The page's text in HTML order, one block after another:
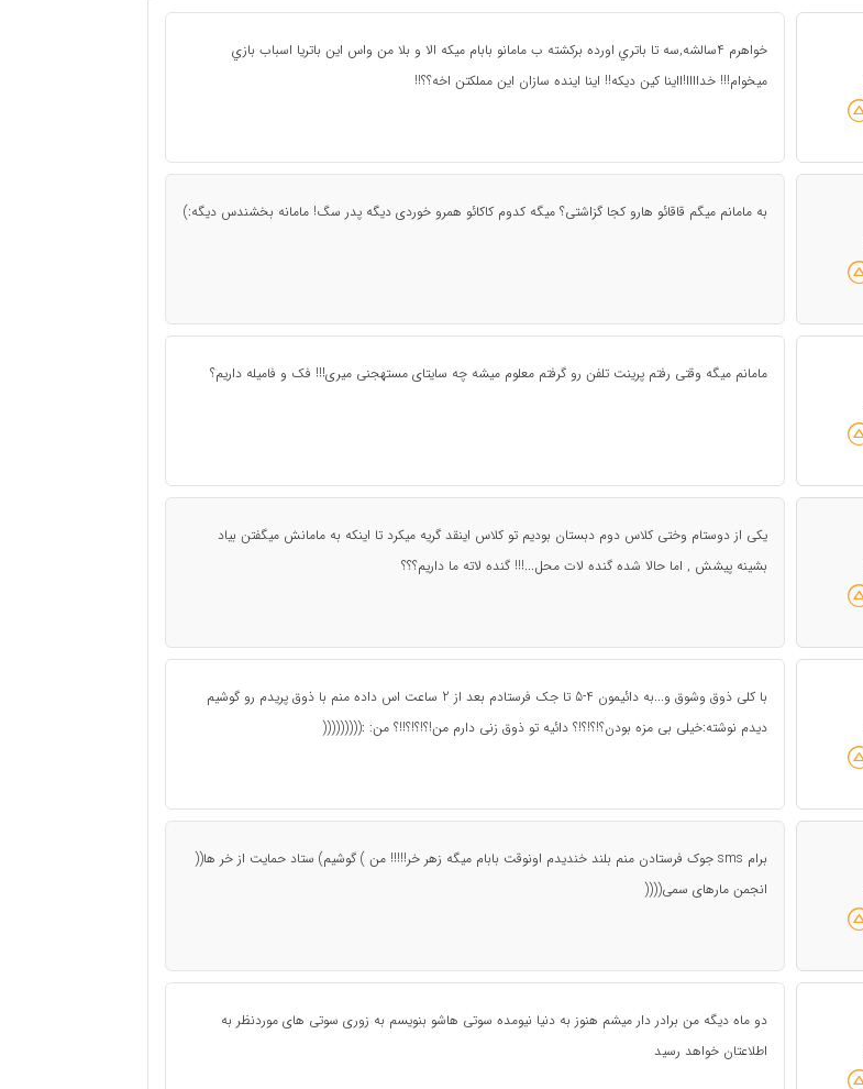
خواهرم 4سالشه,سه تا باتري اورده بركشته ب مامانو بابام ميكه الا و بلا من واس اين باتريا اسباب بازي
ميخوام!!! خداااا!ااينا كين ديكه!! اينا اينده سازان اين مملكتن اخه؟؟!!
به مامانم میگم قاقائو هارو کجا گزاشتی؟ میگه کدوم کاکائو همرو خوردی دیگه پدر سگ! مامانه بخشندس دیگه:)
مامانم میگه وقتی رفتم پرینت تلفن رو گرفتم معلوم میشه چه سایتای مستهجنی میری!!! فک و فامیله داریم؟
یکی از دوستام وختی کلاس دوم دبستان بودیم تو کلاس اینقد گریه میکرد تا اینکه به مامانش میگفتن بیاد
بشینه پیشش , اما حالا شده گنده لات محل...!!! گنده لاته ما داریم؟؟؟
با کلی ذوق وشوق و...به دائیمون 4-5 تا جک فرستادم بعد از 2 ساعت اس داده منم با ذوق پریدم رو گوشیم
دیدم نوشته:خیلی بی مزه بودن؟!؟!؟!؟ دائیه تو ذوق زنی دارم من!؟!؟!؟!!؟ من: :(((((((((
برام sms جوک فرستادن منم بلند خندیدم اونوقت بابام میگه زهر خر!!!!! من ) گوشیم) ستاد حمایت از خر ها((
انجمن مارهای سمی((((
دو ماه دیگه من برادر دار میشم هنوز به دنیا نیومده سوتی هاشو بنویسم به زوری سوتی های موردنظر به
اطلاعتان خواهد رسید